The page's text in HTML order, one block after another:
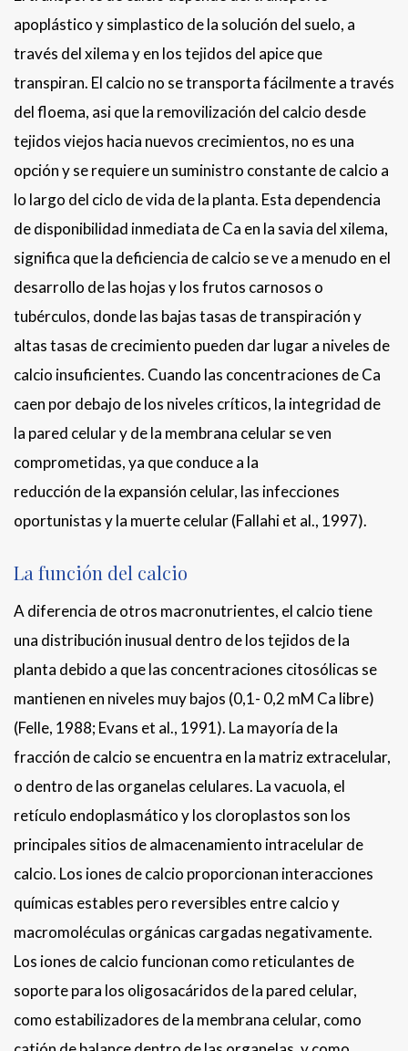
apoplástico y simplastico de la solución del suelo, a
través del xilema y en los tejidos del apice que
transpiran. El calcio no se transporta fácilmente a través
del floema, asi que la removilización del calcio desde
tejidos viejos hacia nuevos crecimientos, no es una
opción y se requiere un suministro constante de calcio a
lo largo del ciclo de vida de la planta. Esta dependencia
de disponibilidad inmediata de Ca en la savia del xilema,
significa que la deficiencia de calcio se ve a menudo en el
desarrollo de las hojas y los frutos carnosos o
tubérculos, donde las bajas tasas de transpiración y
altas tasas de crecimiento pueden dar lugar a niveles de
calcio insuficientes. Cuando las concentraciones de Ca
caen por debajo de los niveles críticos, la integridad de
la pared celular y de la membrana celular se ven
comprometidas, ya que conduce a la
reducción de la expansión celular, las infecciones
oportunistas y la muerte celular (Fallahi et al., 1997).
La función del calcio
A diferencia de otros macronutrientes, el calcio tiene
una distribución inusual dentro de los tejidos de la
planta debido a que las concentraciones citosólicas se
mantienen en niveles muy bajos (0,1- 0,2 mM Ca libre)
(Felle, 1988; Evans et al., 1991). La mayoría de la
fracción de calcio se encuentra en la matriz extracelular,
o dentro de las organelas celulares. La vacuola, el
retículo endoplasmático y los cloroplastos son los
principales sitios de almacenamiento intracelular de
calcio. Los iones de calcio proporcionan interacciones
químicas estables pero reversibles entre calcio y
macromoléculas orgánicas cargadas negativamente.
Los iones de calcio funcionan como reticulantes de
soporte para los oligosacáridos de la pared celular,
como estabilizadores de la membrana celular, como